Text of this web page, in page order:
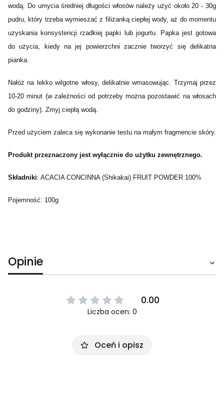
wodą. Do umycia średniej długości włosów należy użyć około 20 - 30g
pudru, który trzeba wymieszać z filiżanką ciepłej wody, aż do momentu
uzyskania konsystencji rzadkiej papki lub jogurtu. Papka jest gotowa
do użycia, kiedy na jej powierzchni zacznie tworzyć się delikatna
pianka.
Nałóż na lekko wilgotne włosy, delikatnie wmasowując. Trzymaj przez
10-20 minut (w zależności od potrzeby można pozostawić na włosach
do godziny). Zmyj ciepłą wodą.
Przed użyciem zaleca się wykonanie testu na małym fragmencie skóry.
Produkt przeznaczony jest wyłącznie do użytku zewnętrznego.
Składniki: ACACIA CONCINNA (Shikakai) FRUIT POWDER 100%
Pojemność: 100g
Opinie
0.00
Liczba ocen: 0
Oceń i opisz